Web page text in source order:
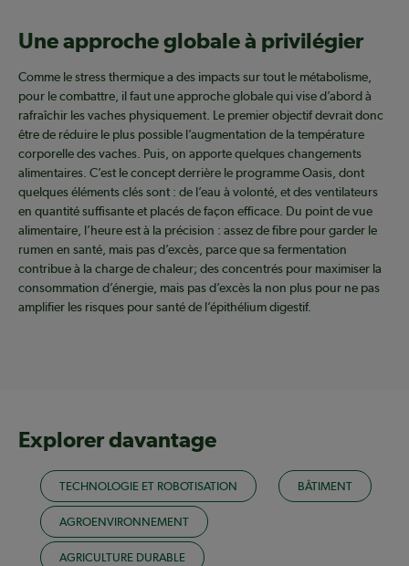
Une approche globale à privilégier
Comme le stress thermique a des impacts sur tout le métabolisme,
pour le combattre, il faut une approche globale qui vise d’abord à
rafraîchir les vaches physiquement. Le premier objectif devrait donc
être de réduire le plus possible l’augmentation de la température
corporelle des vaches. Puis, on apporte quelques changements
alimentaires. C’est le concept derrière le programme Oasis, dont
quelques éléments clés sont : de l’eau à volonté, et des ventilateurs
en quantité suffisante et placés de façon efficace. Du point de vue
alimentaire, l’heure est à la précision : assez de fibre pour garder le
rumen en santé, mais pas d’excès, parce que sa fermentation
contribue à la charge de chaleur; des concentrés pour maximiser la
consommation d’énergie, mais pas d’excès la non plus pour ne pas
amplifier les risques pour santé de l’épithélium digestif.
Explorer davantage
TECHNOLOGIE ET ROBOTISATION BÂTIMENT
AGROENVIRONNEMENT
AGRICULTURE DURABLE